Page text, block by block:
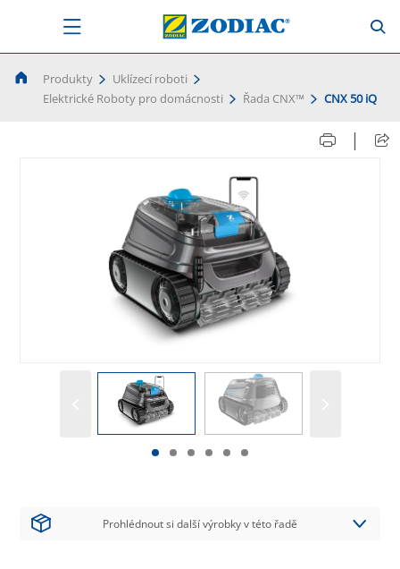
Produkty
Uklízecí roboti
Elektrické Roboty pro domácnosti
Řada CNX™ CNX 50 iQ
|
Prohlédnout si další výrobky v této řadě